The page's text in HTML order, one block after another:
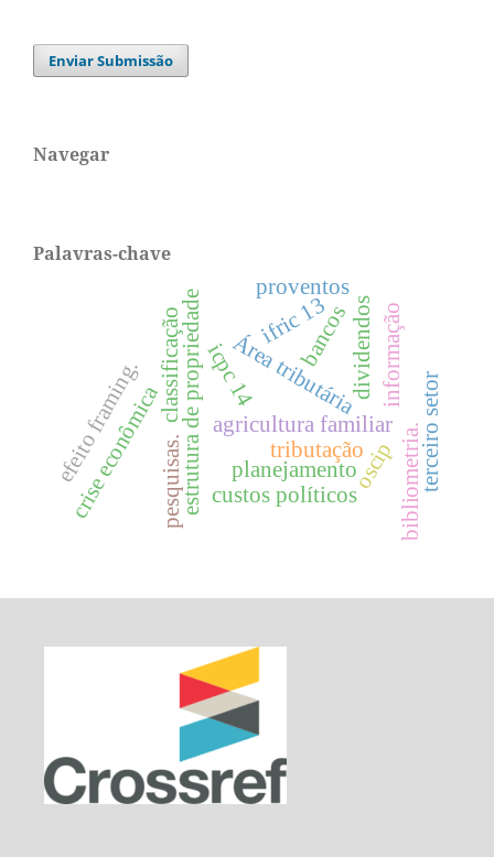
Enviar Submissão
Navegar
Palavras-chave
classificação Área tributária
tributação
estrutura de propriedade agricultura familiar bibliometria.
bancos
crise econômicapesquisas. terceiro setor
oscip
custos políticos
ifric 13
planejamento
icpc 14 dividendos
proventos
informação
efeito framing.